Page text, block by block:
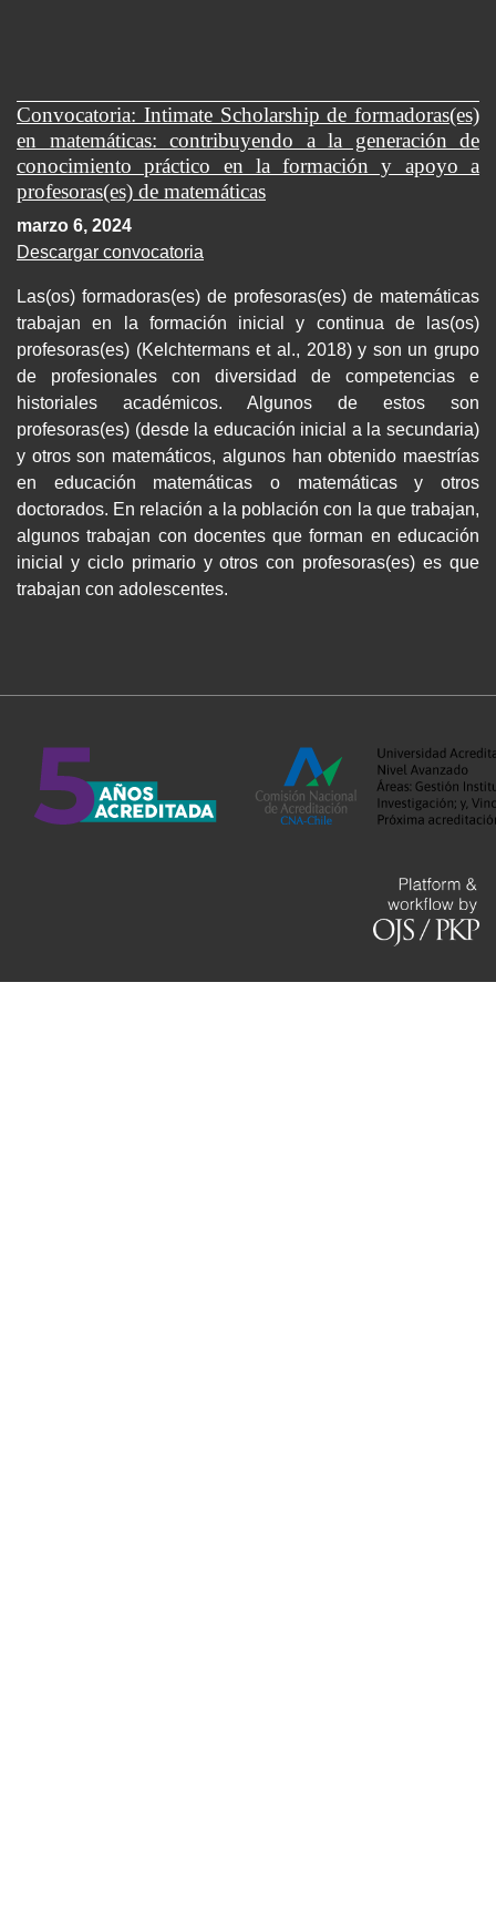
Convocatoria: Intimate Scholarship de formadoras(es)
en matemáticas: contribuyendo a la generación de
conocimiento práctico en la formación y apoyo a
profesoras(es) de matemáticas
marzo 6, 2024
Descargar convocatoria
Las(os) formadoras(es) de profesoras(es) de matemáticas
trabajan en la formación inicial y continua de las(os)
profesoras(es) (Kelchtermans et al., 2018) y son un grupo
de profesionales con diversidad de competencias e
historiales académicos. Algunos de estos son
profesoras(es) (desde la educación inicial a la secundaria)
y otros son matemáticos, algunos han obtenido maestrías
en educación matemáticas o matemáticas y otros
doctorados. En relación a la población con la que trabajan,
algunos trabajan con docentes que forman en educación
inicial y ciclo primario y otros con profesoras(es) es que
trabajan con adolescentes.